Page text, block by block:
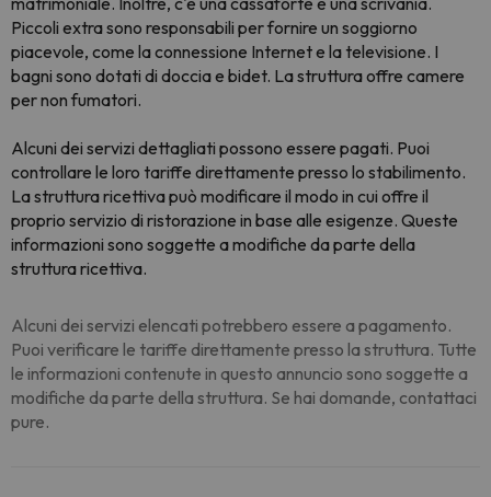
Piccoli extra sono responsabili per fornire un soggiorno
piacevole, come la connessione Internet e la televisione. I
bagni sono dotati di doccia e bidet. La struttura offre camere
per non fumatori.
Alcuni dei servizi dettagliati possono essere pagati. Puoi
controllare le loro tariffe direttamente presso lo stabilimento.
La struttura ricettiva può modificare il modo in cui offre il
proprio servizio di ristorazione in base alle esigenze. Queste
informazioni sono soggette a modifiche da parte della
struttura ricettiva.
Alcuni dei servizi elencati potrebbero essere a pagamento.
Puoi verificare le tariffe direttamente presso la struttura. Tutte
le informazioni contenute in questo annuncio sono soggette a
modifiche da parte della struttura. Se hai domande, contattaci
pure.